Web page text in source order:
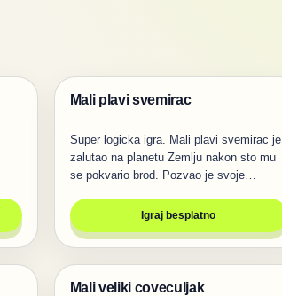
Igre
Mali plavi svemirac
Super logicka igra. Mali plavi svemirac je
zalutao na planetu Zemlju nakon sto mu
se pokvario brod. Pozvao je svoje…
Igraj besplatno
Igre
Mali veliki coveculjak